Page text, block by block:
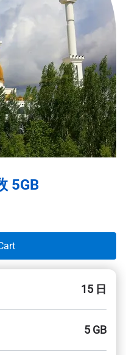
5GB
15 日
5 GB